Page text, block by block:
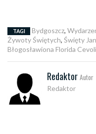
TAGI Bydgoszcz,
Żywoty Świętych, Święty
Błogosławiona Florida Cevoli
Redaktor Autor
Redaktor